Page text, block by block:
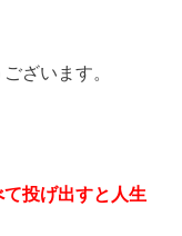
ざいます。
て投げ出すと人生